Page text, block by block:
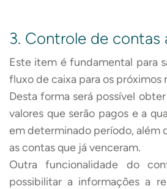
3. Controle de contas
Este item é fundamental para
fluxo de caixa para os próximos
Desta forma será possível
valores que serão pagos e a
em determinado período, além
as contas que já venceram.
Outra funcionalidade do
possibilitar a informações a